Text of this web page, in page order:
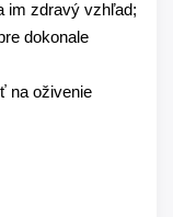
im zdravý vzhľad;
dokonale
na oživenie